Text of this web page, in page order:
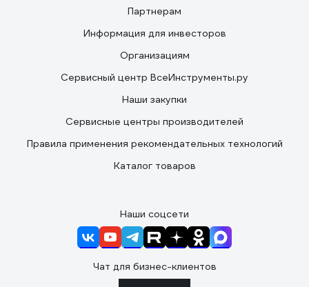
Партнерам
Информация для инвесторов
Организациям
Сервисный центр ВсеИнструменты.ру
Наши закупки
Сервисные центры производителей
Правила применения рекомендательных технологий
Каталог товаров
Наши соцсети
Чат для бизнес-клиентов